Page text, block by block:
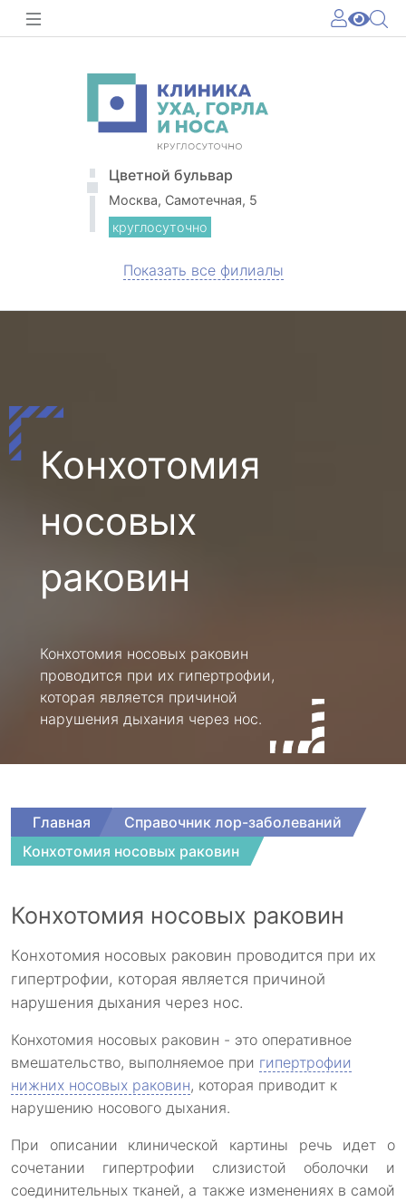
Цветной бульвар
Москва, Самотечная, 5
круглосуточно
Показать все филиалы
Конхотомия
носовых
раковин
Конхотомия носовых раковин
проводится при их гипертрофии,
которая является причиной
нарушения дыхания через нос.
Главная
Справочник лор-заболеваний
Конхотомия носовых раковин
Конхотомия носовых раковин
Конхотомия носовых раковин проводится при их
гипертрофии, которая является причиной
нарушения дыхания через нос.
Конхотомия носовых раковин - это оперативное
вмешательство, выполняемое при гипертрофии
нижних носовых раковин, которая приводит к
нарушению носового дыхания.
При описании клинической картины речь идет о
сочетании гипертрофии слизистой оболочки и
соединительных тканей, а также изменениях в самой